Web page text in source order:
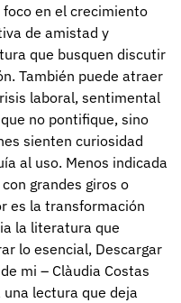
en el crecimiento
de amistad y
que busquen discutir
También puede atraer
laboral, sentimental
no pontifique, sino
sienten curiosidad
al uso. Menos indicada
grandes giros o
es la transformación
la literatura que
lo esencial, Descargar
mi – Clàudia Costas
lectura que deja